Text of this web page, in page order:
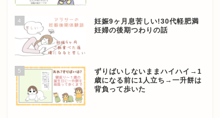
4
妊娠9ヶ月息苦しい!30代軽肥満
妊婦の後期つわりの話
5
ずりばいしないままハイハイ→1
歳になる前に1人立ち→一升餅は
背負って歩いた